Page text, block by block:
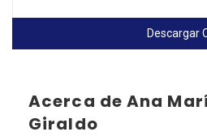
Descargar
Acerca de Ana
Giraldo